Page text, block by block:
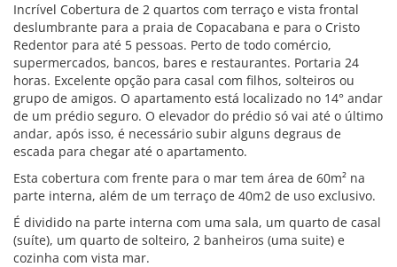
Incrível Cobertura de 2 quartos com terraço e vista frontal
deslumbrante para a praia de Copacabana e para o Cristo
Redentor para até 5 pessoas. Perto de todo comércio,
supermercados, bancos, bares e restaurantes. Portaria 24
horas. Excelente opção para casal com filhos, solteiros ou
grupo de amigos. O apartamento está localizado no 14° andar
de um prédio seguro. O elevador do prédio só vai até o último
andar, após isso, é necessário subir alguns degraus de
escada para chegar até o apartamento.
Esta cobertura com frente para o mar tem área de 60m² na
parte interna, além de um terraço de 40m2 de uso exclusivo.
É dividido na parte interna com uma sala, um quarto de casal
(suíte), um quarto de solteiro, 2 banheiros (uma suite) e
cozinha com vista mar.